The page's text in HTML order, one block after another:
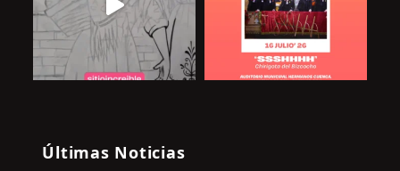
Últimas Noticias